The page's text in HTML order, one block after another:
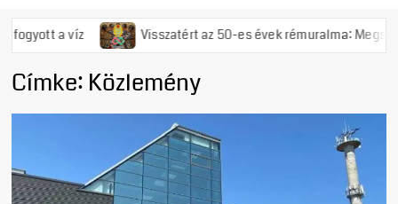
víz Visszatért az 50-es évek rémuralma: Megszavazta az
Címke: Közlemény